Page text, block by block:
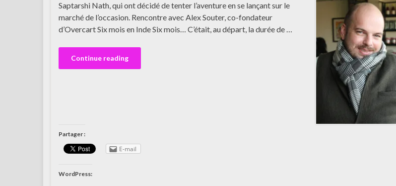
Saptarshi Nath, qui ont décidé de tenter l’aventure en se lançant sur le
marché de l’occasion. Rencontre avec Alex Souter, co-fondateur
d’Overcart Six mois en Inde Six mois… C’était, au départ, la durée de …
Continue reading
Partager :
E-mail
WordPress: